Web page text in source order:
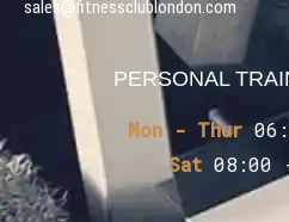
sales@fitnessclublondon.com
PERSONAL
Mon - Thur
Sat 08:00